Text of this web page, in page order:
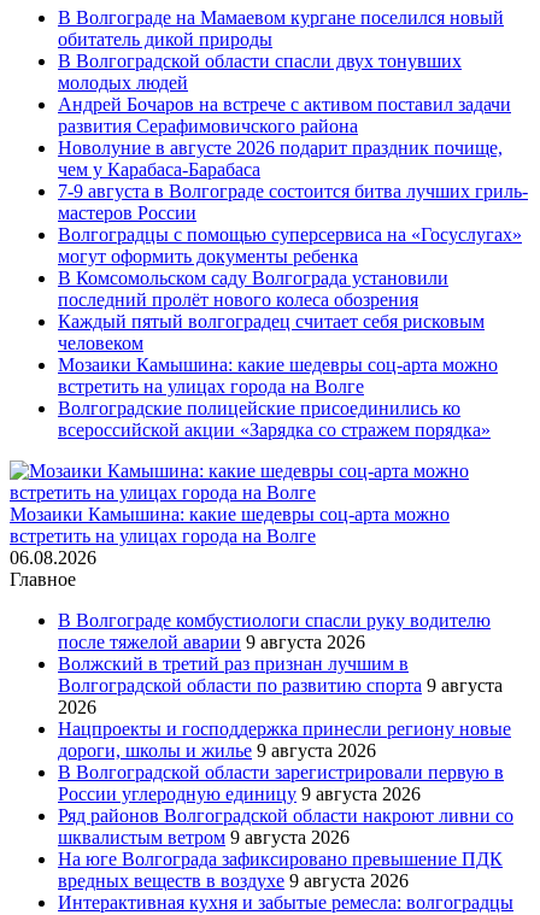
В Волгограде на Мамаевом кургане поселился новый
обитатель дикой природы
В Волгоградской области спасли двух тонувших
молодых людей
Андрей Бочаров на встрече с активом поставил задачи
развития Серафимовичского района
Новолуние в августе 2026 подарит праздник почище,
чем у Карабаса-Барабаса
7-9 августа в Волгограде состоится битва лучших гриль-
мастеров России
Волгоградцы с помощью суперсервиса на «Госуслугах»
могут оформить документы ребенка
В Комсомольском саду Волгограда установили
последний пролёт нового колеса обозрения
Каждый пятый волгоградец считает себя рисковым
человеком
Мозаики Камышина: какие шедевры соц-арта можно
встретить на улицах города на Волге
Волгоградские полицейские присоединились ко
всероссийской акции «Зарядка со стражем порядка»
Мозаики Камышина: какие шедевры соц-арта можно
встретить на улицах города на Волге
06.08.2026
Главное
В Волгограде комбустиологи спасли руку водителю
после тяжелой аварии 9 августа 2026
Волжский в третий раз признан лучшим в
Волгоградской области по развитию спорта 9 августа
2026
Нацпроекты и господдержка принесли региону новые
дороги, школы и жилье 9 августа 2026
В Волгоградской области зарегистрировали первую в
России углеродную единицу 9 августа 2026
Ряд районов Волгоградской области накроют ливни со
шквалистым ветром 9 августа 2026
На юге Волгограда зафиксировано превышение ПДК
вредных веществ в воздухе 9 августа 2026
Интерактивная кухня и забытые ремесла: волгоградцы